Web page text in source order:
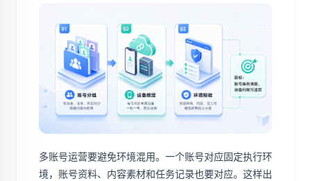
多账号运营要避免环境混用。一个账号对应固定执行环
境，账号资料、内容素材和任务记录也要对应。这样出